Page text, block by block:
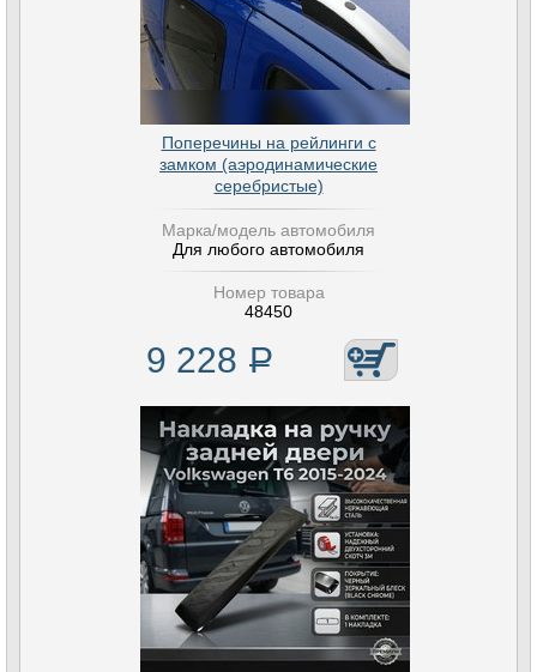
Поперечины на рейлинги с
замком (аэродинамические
серебристые)
Марка/модель автомобиля
Для любого автомобиля
Номер товара
48450
9 228 Р